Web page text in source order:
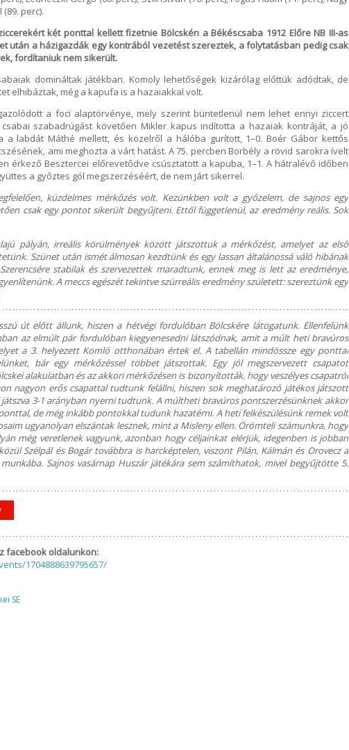
perc).
két ponttal kellett fizetnie Bölcskén a Békéscsaba 1912 Előre NB III-as
után a házigazdák egy kontrából vezetést szereztek, a folytatásban pedig csak
fordítaniuk nem sikerült.
domináltak játékban. Komoly lehetőségek kizárólag előttük adódtak, de
elhibáztak, még a kapufa is a hazaiakkal volt.
a foci alaptörvénye, mely szerint büntetlenül nem lehet ennyi ziccert
szabadrúgást követően Mikler kapus indította a hazaiak kontráját, a jó
a labdát Máthé mellett, és közelről a hálóba gurított, 1–0. Boér Gábor kettős
ami meghozta a várt hatást. A 75. percben Borbély a rövid sarokra ívelt
érkező Besztercei előrevetődve csúsztatott a kapuba, 1–1. A hátralévő időben
a győztes gól megszerzéséért, de nem járt sikerrel.
küzdelmes mérkőzés volt. Kezünkben volt a győzelem, de sajnos egy
csak egy pontot sikerült begyűjteni. Ettől függetlenül, az eredmény reális. Sok
pályán, irreális körülmények között játszottuk a mérkőzést, amelyet az első
Szünet után ismét álmosan kezdtünk és egy lassan általánossá váló hibának
stabilak és szervezettek maradtunk, ennek meg is lett az eredménye,
A meccs egészét tekintve szürreális eredmény született: szereztünk egy
út előtt állunk, hiszen a hétvégi fordulóban Bölcskére látogatunk. Ellenfelünk
az elmúlt pár fordulóban kiegyenesedni látszódnak, amit a múlt heti bravúros
a 3. helyezett Komló otthonában értek el. A tabellán mindössze egy ponttal
bár egy mérkőzéssel többet játszottak. Egy jól megszervezett csapatot
alakulatban és az akkori mérkőzésen is bizonyították, hogy veszélyes csapatról
nagyon erős csapattal tudtunk felállni, hiszen sok meghatározó játékos játszott
játszva 3-1 arányban nyerni tudtunk. A múltheti bravúros pontszerzésünknek akkor
de még inkább pontokkal tudunk hazatérni. A heti felkészülésünk remek volt
ugyanolyan elszántak lesznek, mint a Misleny ellen. Örömteli számunkra, hogy
még veretlenek vagyunk, azonban hogy céljainkat elérjük, idegenben is jobban
Szélpál és Bogár továbbra is harcképtelen, viszont Pilán, Kálmán és Orovecz a
Sajnos vasárnap Huszár játékára sem számíthatok, mivel begyűjtötte 5.
facebook oldalunkon:
1704888639795657/
SE